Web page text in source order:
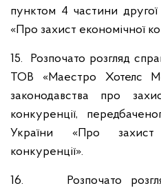
пунктом 4 частини
«Про захист економічної
15. Розпочато розгляд
ТОВ «Маестро Хотелс
законодавства про
конкуренції,
України «Про захист
конкуренції».
16. Розпочато